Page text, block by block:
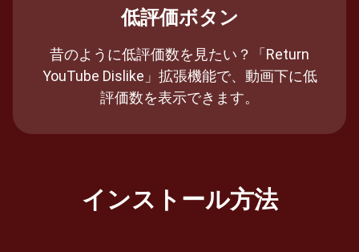
低評価ボタン
昔のように低評価数を見たい？「Return
YouTube Dislike」拡張機能で、動画下に低
評価数を表示できます。
インストール方法